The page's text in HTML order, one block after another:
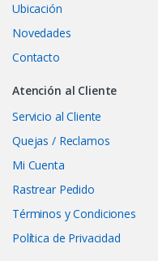
Ubicación
Novedades
Contacto
Atención al Cliente
Servicio al Cliente
Quejas / Reclamos
Mi Cuenta
Rastrear Pedido
Términos y Condiciones
Política de Privacidad